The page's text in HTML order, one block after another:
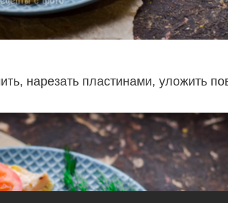
нарезать пластинами, уложить